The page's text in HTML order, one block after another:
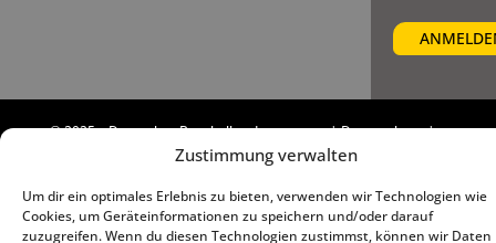
Zustimmung verwalten
Um dir ein optimales Erlebnis zu bieten, verwenden wir Technologien wie
Cookies, um Geräteinformationen zu speichern und/oder darauf
zuzugreifen. Wenn du diesen Technologien zustimmst, können wir Daten
© 2025 – Deutscher Baseball
und Softball Verband e.V.
Impressum|Datenschutz|
Cookie-Richtlinie (EU)